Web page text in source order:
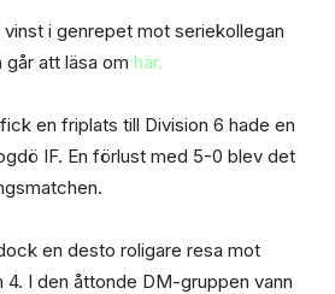
i genrepet mot seriekollegan
går att läsa om här.
en friplats till Division 6 hade en
IF. En förlust med 5-0 blev det
en desto roligare resa mot
4. I den åttonde DM-gruppen vann